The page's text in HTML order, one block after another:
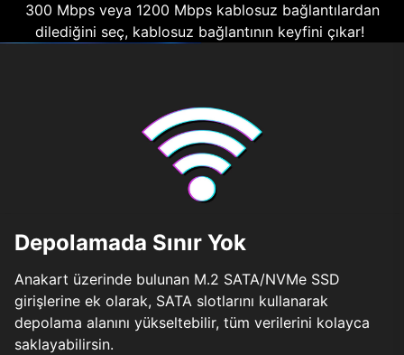
300 Mbps veya 1200 Mbps kablosuz bağlantılardan
dilediğini seç, kablosuz bağlantının keyfini çıkar!
Depolamada Sınır Yok
Anakart üzerinde bulunan M.2 SATA/NVMe SSD
girişlerine ek olarak, SATA slotlarını kullanarak
depolama alanını yükseltebilir, tüm verilerini kolayca
saklayabilirsin.